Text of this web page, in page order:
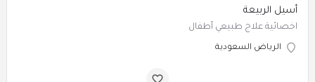
أسيل الربيعة
اخصائية علاج طبيعي أطفال
الرياض السعودية